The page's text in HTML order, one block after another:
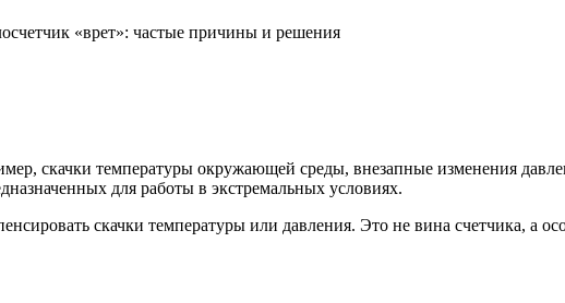
скачки температуры окружающей среды, внезапные изменения
для работы в экстремальных условиях.
скачки температуры или давления. Это не вина счетчика, а